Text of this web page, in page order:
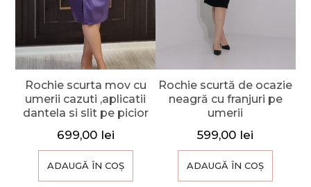
Rochie scurta mov cu
umerii cazuti ,aplicatii
dantela si slit pe picior
699,00 lei
ADAUGĂ ÎN COȘ
Rochie scurtă de ocazie
neagră cu franjuri pe
umerii
599,00 lei
ADAUGĂ ÎN COȘ